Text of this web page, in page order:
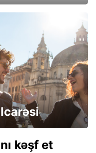
kəşf et